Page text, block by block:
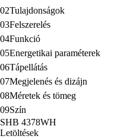
02Tulajdonságok
03Felszerelés
04Funkció
05Energetikai paraméterek
06Tápellátás
07Megjelenés és dizájn
08Méretek és tömeg
09Szín
SHB 4378WH
Letöltések